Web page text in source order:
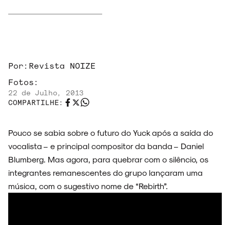
ENTREVISTAS
FAIXA A FAIXA
Por: Revista NOIZE
Fotos:
22 de Julho, 2013
COMPARTILHE:
Pouco se sabia sobre o futuro do Yuck após a saída do
vocalista – e principal compositor da banda – Daniel
Blumberg. Mas agora, para quebrar com o silêncio, os
integrantes remanescentes do grupo lançaram uma
música, com o sugestivo nome de “Rebirth”.